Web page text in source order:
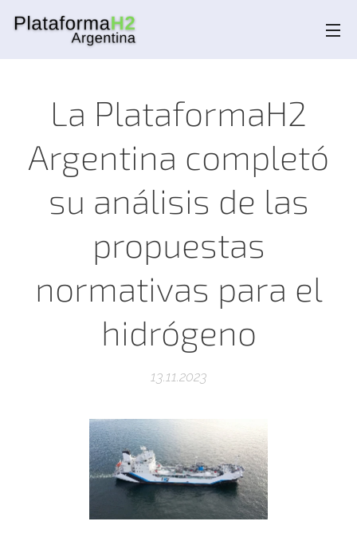
La PlataformaH2
Argentina completó
su análisis de las
propuestas
normativas para el
hidrógeno
13.11.2023